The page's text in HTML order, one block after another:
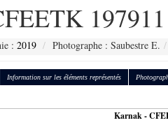
197911
: 2019 Photographe : Saubestre E.
Information sur les éléments représentés